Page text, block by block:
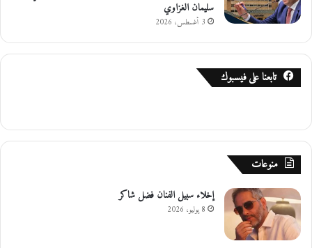
ل
و
ا
خ
ة
سليمان الغزاوي
3 أغسطس، 2026
تابعنا على فيسبوك
منوعات
إخلاء سبيل الفنان فضل شاكر
8 يوليو، 2026